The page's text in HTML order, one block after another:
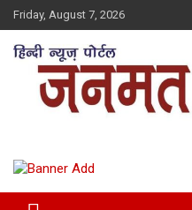
Skip
to
content
Friday, August 7, 2026